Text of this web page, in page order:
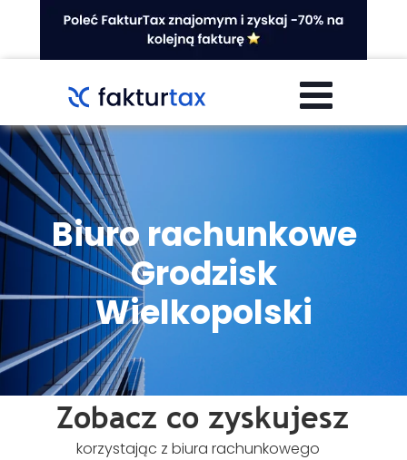
Biuro rachunkowe
Grodzisk
Wielkopolski
korzystając z biura rachunkowego
Zobacz co zyskujesz